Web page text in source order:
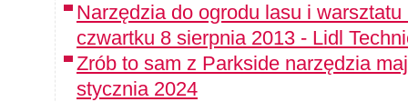
Narzędzia do ogrodu lasu i
czwartku 8 sierpnia 2013 - Lidl
Zrób to sam z Parkside narzędzia
stycznia 2024